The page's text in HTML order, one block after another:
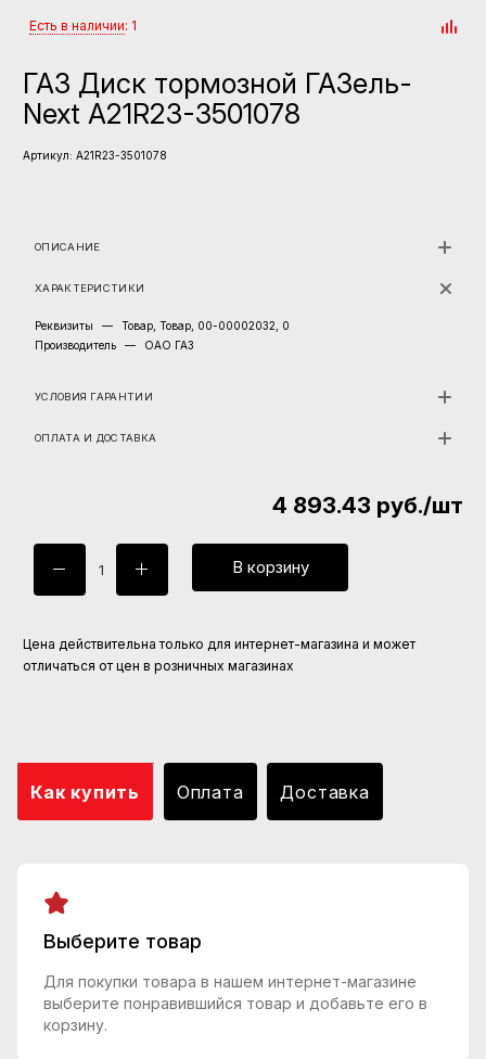
Есть в наличии: 1
ГАЗ Диск тормозной ГАЗель-
Next А21R23-3501078
Артикул: А21R23-3501078
ОПИСАНИЕ
ХАРАКТЕРИСТИКИ
Реквизиты —
Товар, Товар, 00-00002032, 0
Производитель
— ОАО ГАЗ
УСЛОВИЯ ГАРАНТИИ
ОПЛАТА И ДОСТАВКА
4 893.43 руб./шт
В корзину
Цена действительна только для интернет-магазина и может
отличаться от цен в розничных магазинах
Как купить Оплата Доставка
Выберите товар
Для покупки товара в нашем интернет-магазине
выберите понравившийся товар и добавьте его в
корзину.